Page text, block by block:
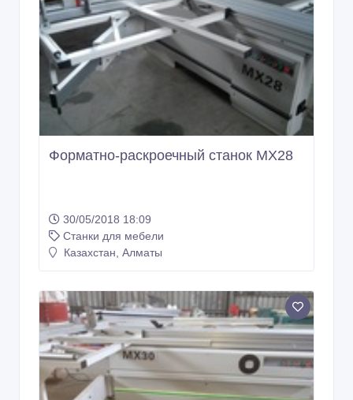
Форматно-раскроечный станок MX28
30/05/2018 18:09
Станки для мебели
Казахстан, Алматы